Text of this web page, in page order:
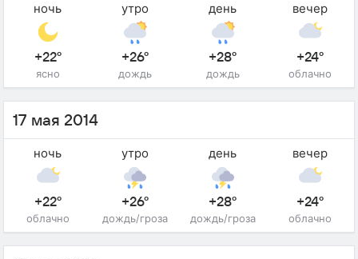
ночь
+22°
ясно
утро
+26°
дождь
день
+28°
дождь
вечер
+24°
облачно
17 мая 2014
ночь
+22°
облачно
утро
+26°
дождь/гроза
день
+28°
дождь/гроза
вечер
+24°
облачно